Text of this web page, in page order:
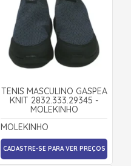
TÊNIS MASCULINO GASPEA
KNIT 2832.333.29345 -
MOLEKINHO
MOLEKINHO
CADASTRE-SE PARA VER PREÇOS